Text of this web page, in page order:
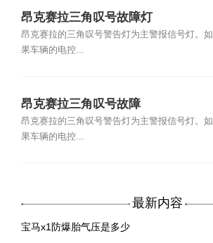
昂克赛拉三角叹号故障灯
昂克赛拉的三角叹号警告灯为主警报信号灯。如
果车辆的电控...
昂克赛拉三角叹号故障
昂克赛拉的三角叹号警告灯为主警报信号灯。如
果车辆的电控...
最新内容
宝马x1防爆胎气压是多少